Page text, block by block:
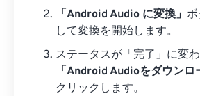
「Android Audio に変換」
して変換を開始します。
ステータスが「完了」に変わ
「Android Audioをダウンロ
クリックします。